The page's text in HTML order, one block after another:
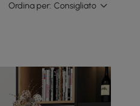
Ordina per: Consigliato